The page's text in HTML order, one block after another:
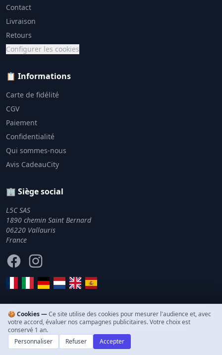
Contact
Livraison
Retours
Configurer les cookies
📋 Informations
Carte de fidélité
CGV
Paiement
Confidentialité
Qui sommes-nous
Avis CadeauCity
🏢 Siège social
L5C SAS
1890 chemin Saint Bernard
06220 Vallauris
France
FacebookInstagram
© 2011–2026 CadeauCity. Tous droits réservés.
🍪 Cookies —Ce site utilise des cookies pour mesurer l'audience et, avec
votre accord, évaluer nos campagnes publicitaires. Votre choix est
conservé 1 an.
Personnaliser
Refuser Accepter